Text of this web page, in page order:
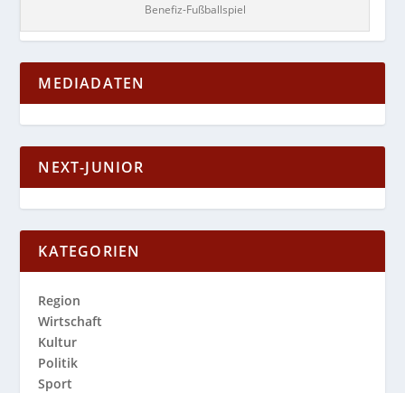
Benefiz-Fußballspiel
MEDIADATEN
NEXT-JUNIOR
KATEGORIEN
Region
Wirtschaft
Kultur
Politik
Sport